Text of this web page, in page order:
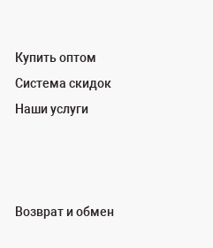
Купить оптом
Система скидок
Наши услуги
Возврат и обмен